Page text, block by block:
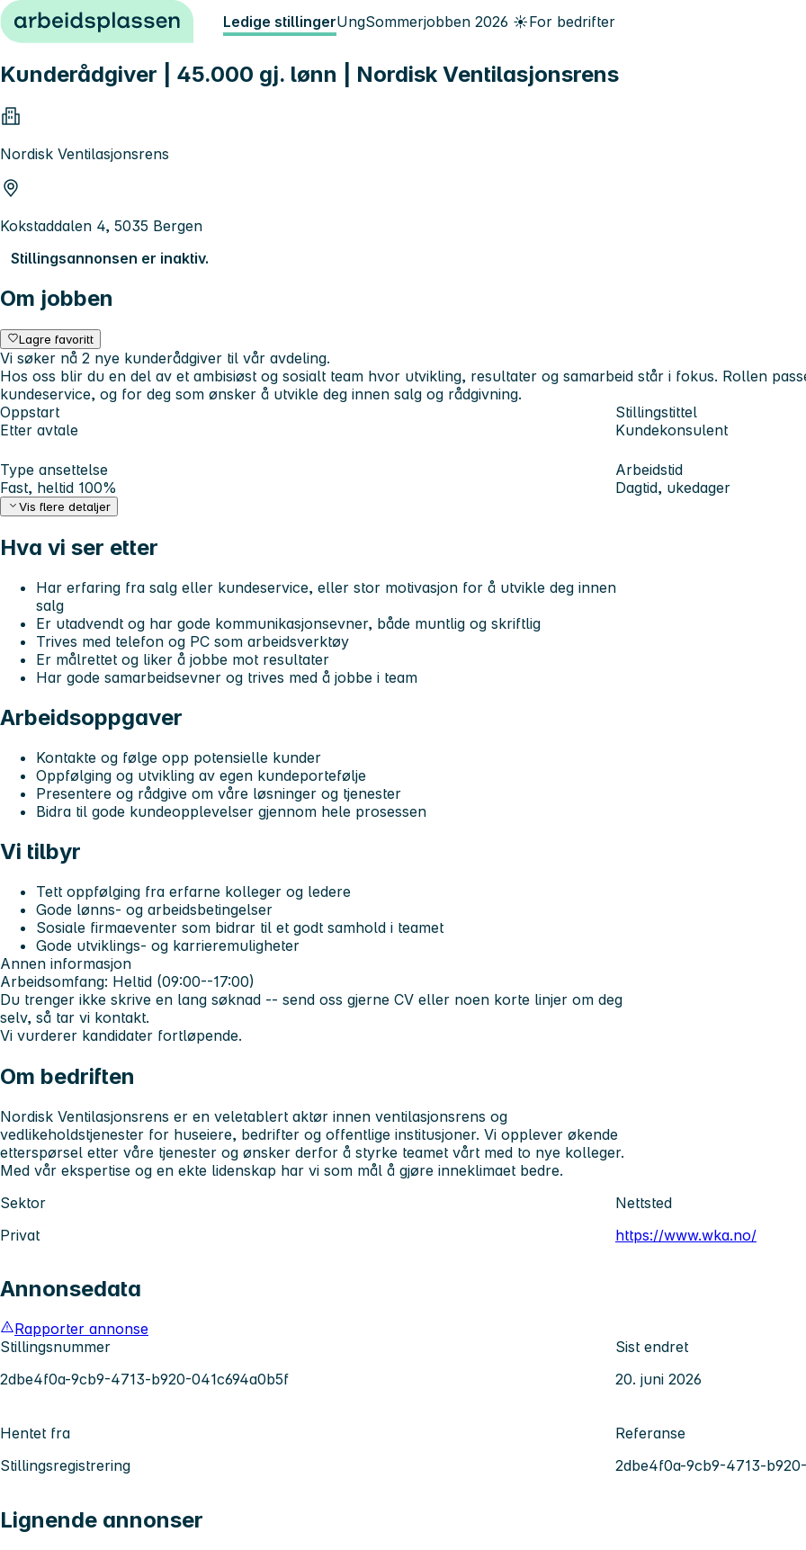
Hopp til innhold Ledige stillingerUngSommerjobben 2026 ☀️For bedrifter
Kunderådgiver | 45.000 gj. lønn | Nordisk Ventilasjonsrens
Nordisk Ventilasjonsrens
Kokstaddalen 4, 5035 Bergen
Stillingsannonsen er inaktiv.
Om jobben
Lagre favoritt
Vi søker nå 2 nye kunderådgiver til vår avdeling.
Hos oss blir du en del av et ambisiøst og sosialt team hvor utvikling, resultater og samarbeid står i fokus. Rollen
kundeservice, og for deg som ønsker å utvikle deg innen salg og rådgivning.
Oppstart
Etter avtale
Stillingstittel
Kundekonsulent
Type ansettelse
Fast, heltid 100%
Arbeidstid
Dagtid, ukedager
Vis flere detaljer
Hva vi ser etter
Har erfaring fra salg eller kundeservice, eller stor motivasjon for å utvikle deg innen
salg
Er utadvendt og har gode kommunikasjonsevner, både muntlig og skriftlig
Trives med telefon og PC som arbeidsverktøy
Er målrettet og liker å jobbe mot resultater
Har gode samarbeidsevner og trives med å jobbe i team
Arbeidsoppgaver
Kontakte og følge opp potensielle kunder
Oppfølging og utvikling av egen kundeportefølje
Presentere og rådgive om våre løsninger og tjenester
Bidra til gode kundeopplevelser gjennom hele prosessen
Vi tilbyr
Tett oppfølging fra erfarne kolleger og ledere
Gode lønns- og arbeidsbetingelser
Sosiale firmaeventer som bidrar til et godt samhold i teamet
Gode utviklings- og karrieremuligheter
Annen informasjon
Arbeidsomfang: Heltid (09:00--17:00)
Du trenger ikke skrive en lang søknad -- send oss gjerne CV eller noen korte linjer om deg
selv, så tar vi kontakt.
Vi vurderer kandidater fortløpende.
Om bedriften
Nordisk Ventilasjonsrens er en veletablert aktør innen ventilasjonsrens og
vedlikeholdstjenester for huseiere, bedrifter og offentlige institusjoner. Vi opplever økende
etterspørsel etter våre tjenester og ønsker derfor å styrke teamet vårt med to nye kolleger.
Med vår ekspertise og en ekte lidenskap har vi som mål å gjøre inneklimaet bedre.
Sektor
Privat
Nettsted
https://www.wka.no/
Annonsedata
Rapporter annonse
Stillingsnummer
2dbe4f0a-9cb9-4713-b920-041c694a0b5f
Sist endret
20. juni 2026
Hentet fra
Stillingsregistrering
Referanse
2dbe4f0a-9cb9-4713-
Lignende annonser